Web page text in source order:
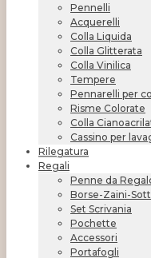
Pennelli
Acquerelli
Colla Liquida
Colla Glitterata
Colla Vinilica
Tempere
Pennarelli per
Risme Colorate
Colla
Cassino per
Rilegatura
Regali
Penne da
Borse-Zaini-
Set Scrivania
Pochette
Accessori
Portafogli